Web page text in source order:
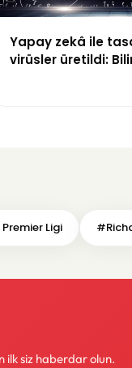
Yapay zekâ ile
virüsler üretildi:
Ligi
ilk siz haberdar olun.